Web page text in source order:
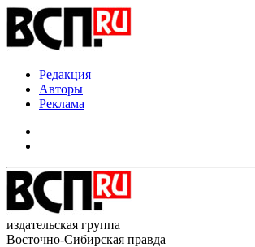
Редакция
Авторы
Реклама
издательская группа
Восточно-Сибирская правда